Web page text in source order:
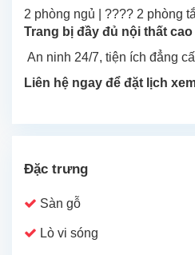
2 phòng ngủ | ???? 2 phòng
Trang bị đầy đủ nội thất
An ninh 24/7, tiện ích đẳng
Liên hệ ngay để đặt lịch
Đặc trưng
Sàn gỗ
Lò vi sóng